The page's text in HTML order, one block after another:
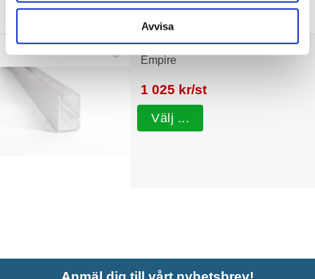
Avvisa
Tillbehör
Macro Design Bred Väggprofil för
Empire
1 025 kr/st
Välj ...